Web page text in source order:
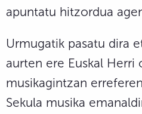
apuntatu hitzordua
Urmugatik pasatu dira
aurten ere Euskal Herri
musikagintzan
Sekula musika